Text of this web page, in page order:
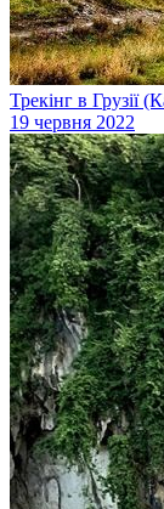
Трекінг в Грузії
19 червня 2022